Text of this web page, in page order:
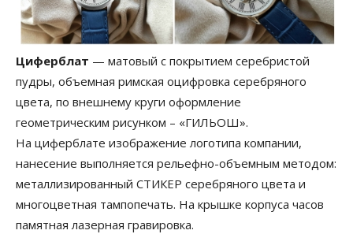
Циферблат — матовый с покрытием серебристой
пудры, объемная римская оцифровка серебряного
цвета, по внешнему круги оформление
геометрическим рисунком – «ГИЛЬОШ».
На циферблате изображение логотипа компании,
нанесение выполняется рельефно-объемным методом:
металлизированный СТИКЕР серебряного цвета и
многоцветная тампопечать. На крышке корпуса часов
памятная лазерная гравировка.